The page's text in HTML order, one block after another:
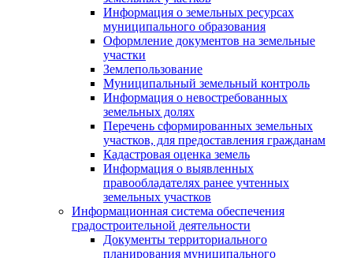
Информация о земельных ресурсах
муниципального образования
Оформление документов на земельные
участки
Землепользование
Муниципальный земельный контроль
Информация о невостребованных
земельных долях
Перечень сформированных земельных
участков, для предоставления гражданам
Кадастровая оценка земель
Информация о выявленных
правообладателях ранее учтенных
земельных участков
Информационная система обеспечения
градостроительной деятельности
Документы территориального
планирования муниципального